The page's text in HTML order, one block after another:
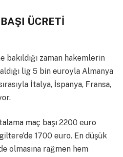
ÜCRETİ
bakıldığı zaman hakemlerin
lig 5 bin euroyla Almanya
İtalya, İspanya, Fransa,
maç başı 2200 euro
1700 euro. En düşük
olmasına rağmen hem